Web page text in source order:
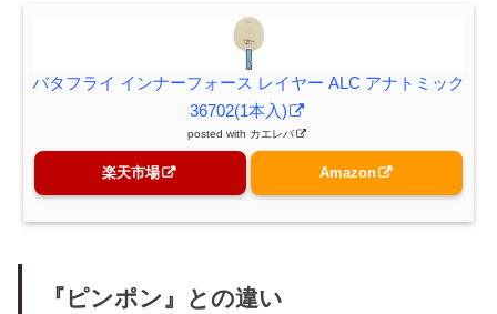
バタフライ インナーフォース レイヤー ALC アナトミック
36702(1本入)
posted with カエレバ
楽天市場 Amazon
『ピンポン』との違い